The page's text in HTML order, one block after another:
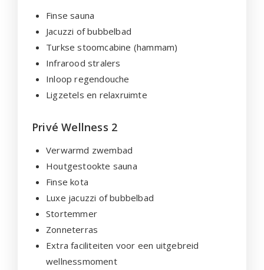
Finse sauna
Jacuzzi of bubbelbad
Turkse stoomcabine (hammam)
Infrarood stralers
Inloop regendouche
Ligzetels en relaxruimte
Privé Wellness 2
Verwarmd zwembad
Houtgestookte sauna
Finse kota
Luxe jacuzzi of bubbelbad
Stortemmer
Zonneterras
Extra faciliteiten voor een uitgebreid
wellnessmoment